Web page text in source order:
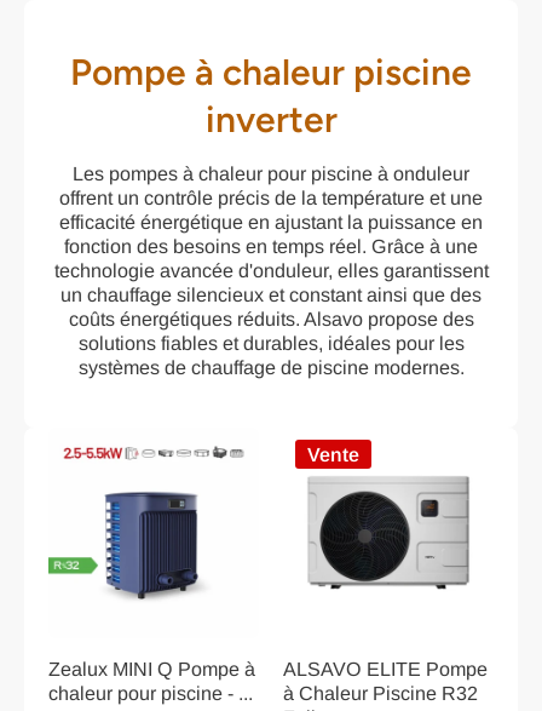
Pompe à chaleur piscine
inverter
Les pompes à chaleur pour piscine à onduleur
offrent un contrôle précis de la température et une
efficacité énergétique en ajustant la puissance en
fonction des besoins en temps réel. Grâce à une
technologie avancée d'onduleur, elles garantissent
un chauffage silencieux et constant ainsi que des
coûts énergétiques réduits. Alsavo propose des
solutions fiables et durables, idéales pour les
systèmes de chauffage de piscine modernes.
Zealux MINI Q Pompe à
chaleur pour piscine - ...
Vente
ALSAVO ELITE Pompe
à Chaleur Piscine R32